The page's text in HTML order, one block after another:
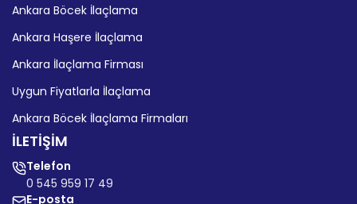
Ankara Böcek İlaçlama
Ankara Haşere İlaçlama
Ankara İlaçlama Firması
Uygun Fiyatlarla İlaçlama
Ankara Böcek İlaçlama Firmaları
İLETİŞİM
Telefon
0 545 959 17 49
E-posta